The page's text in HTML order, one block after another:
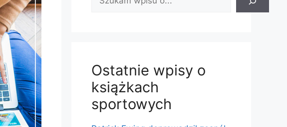
wpis:
Ostatnie wpisy o
książkach
sportowych